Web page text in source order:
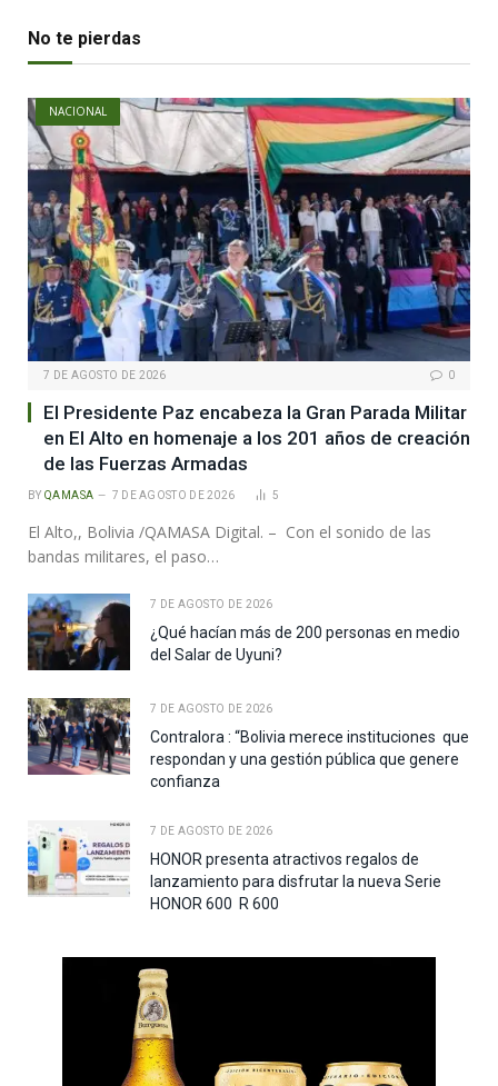
No te pierdas
NACIONAL
7 DE AGOSTO DE 2026 0
El Presidente Paz encabeza la Gran Parada Militar
en El Alto en homenaje a los 201 años de creación
de las Fuerzas Armadas
BY QAMASA 7 DE AGOSTO DE 2026 5
El Alto,, Bolivia /QAMASA Digital. – Con el sonido de las
bandas militares, el paso…
7 DE AGOSTO DE 2026
¿Qué hacían más de 200 personas en medio
del Salar de Uyuni?
7 DE AGOSTO DE 2026
Contralora : “Bolivia merece instituciones que
respondan y una gestión pública que genere
confianza
7 DE AGOSTO DE 2026
HONOR presenta atractivos regalos de
lanzamiento para disfrutar la nueva Serie
HONOR 600 R 600